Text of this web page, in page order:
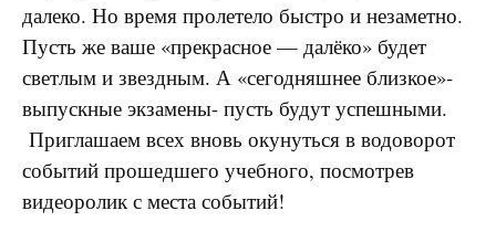
далеко. Но время пролетело быстро и незаметно.
Пусть же ваше «прекрасное — далёко» будет
светлым и звездным. А «сегодняшнее близкое»-
выпускные экзамены- пусть будут успешными.
Приглашаем всех вновь окунуться в водоворот
событий прошедшего учебного, посмотрев
видеоролик с места событий!